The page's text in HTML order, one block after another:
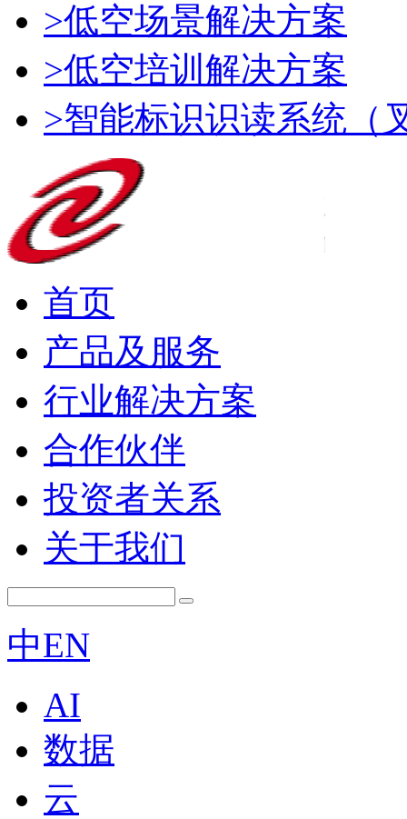
>低空场景解决方案
>低空培训解决方案
>智能标识识读系统（
首页
产品及服务
行业解决方案
合作伙伴
投资者关系
关于我们
中EN
AI
数据
云